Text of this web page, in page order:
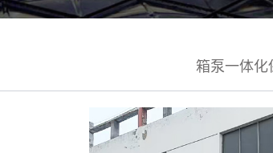
箱泵一体化